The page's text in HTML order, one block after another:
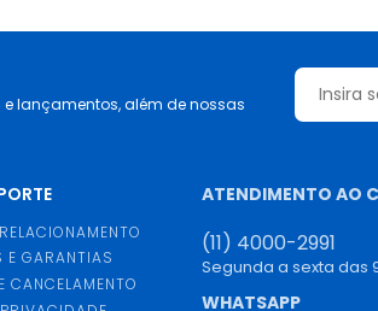
lançamentos, além de nossas
E GARANTIAS
CANCELAMENTO
ATENDIMENTO AO
(11) 4000-2991
Segunda a sexta das
WHATSAPP